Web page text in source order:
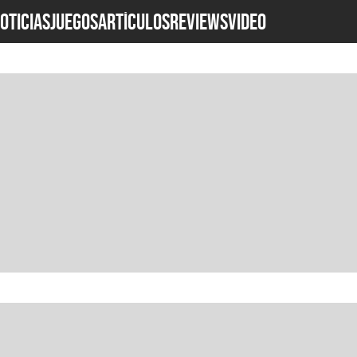
JUEGOSARTÍCULOSREVIEWSVideo